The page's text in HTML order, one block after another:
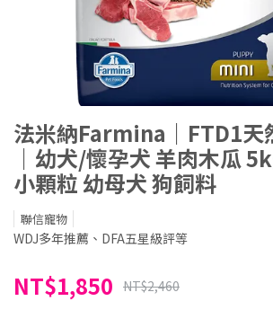
法米納Farmina｜FTD1天
｜幼犬/懷孕犬 羊肉木瓜
小顆粒 幼母犬 狗飼料
聯信寵物
WDJ多年推薦、DFA五星級評等
NT$1,850 NT$2,460